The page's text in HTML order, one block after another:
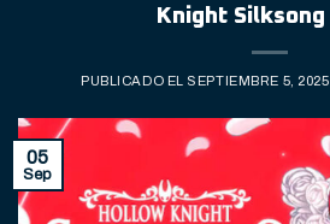
Knight Silksong
PUBLICADO EL SEPTIEMBRE 5, 2025
05
Sep